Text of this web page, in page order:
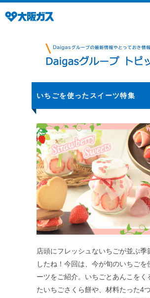
いちごを使ったスイーツ特集
店頭にフレッシュないちごが並ぶ季
したね！今回は、今が旬のいちごを
ーツをご紹介。いちごとあんこをく
たいちごさくら餅や、材料たった4